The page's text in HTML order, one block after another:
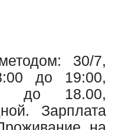
30/7,
до 19:00,
до 18.00,
Зарплата